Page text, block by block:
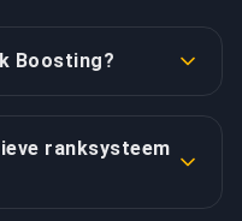
Boosting?
hogere
expert gameplay op
ranksysteem